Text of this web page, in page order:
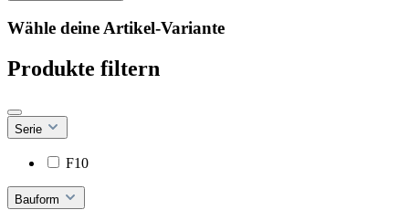
Wähle deine Artikel-Variante
Produkte filtern
Serie
F10
Bauform